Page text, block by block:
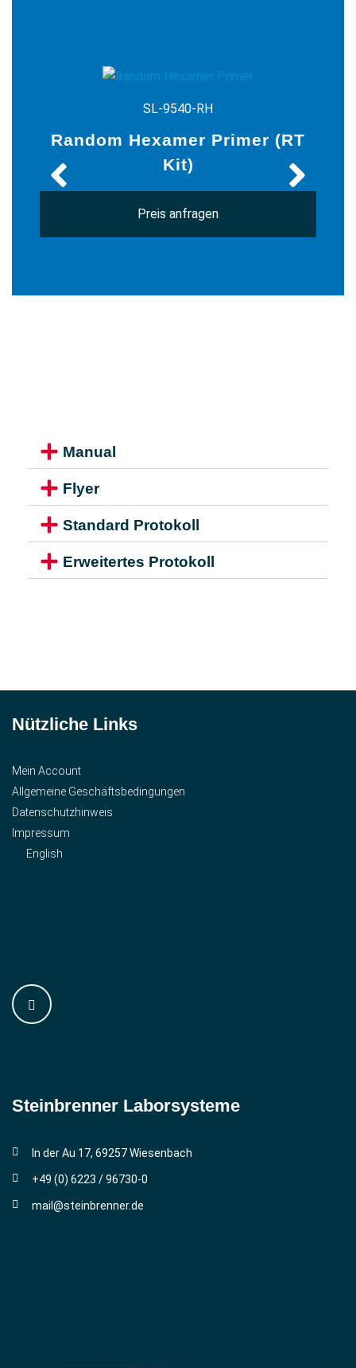
SL-9540-RH
Random Hexamer Primer (RT
Kit)
Preis anfragen
Manual
Flyer
Standard Protokoll
Erweitertes Protokoll
Nützliche Links
Mein Account
Allgemeine Geschäftsbedingungen
Datenschutzhinweis
Impressum
English
Steinbrenner ­Laborsysteme
In der Au 17, 69257 Wiesenbach
+49 (0) 6223 / 96730-0
mail@steinbrenner.de